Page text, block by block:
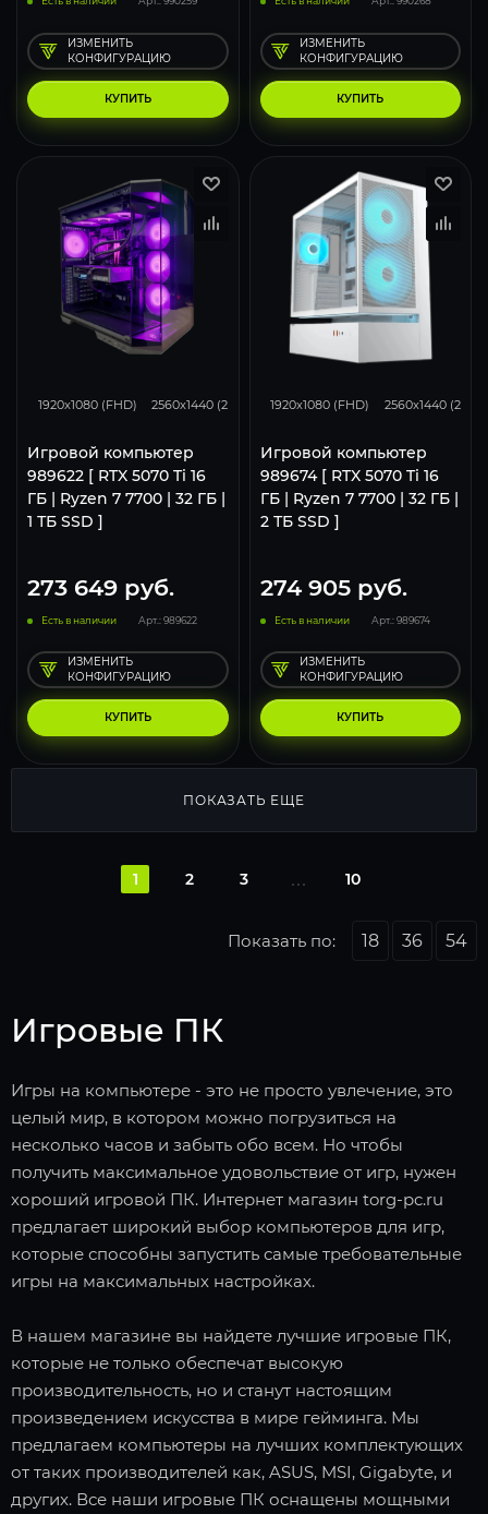
КУПИТЬ
ИЗМЕНИТЬ
КОНФИГУРАЦИЮ
КУПИТЬ
ИЗМЕНИТЬ
КОНФИГУРАЦИЮ
1920x1080 (FHD) 2560x1440 (2K) 3840x2160 (4K)
Игровой компьютер
989622 [ RTX 5070 Ti 16
ГБ | Ryzen 7 7700 | 32 ГБ |
1 ТБ SSD ]
273 649 руб.
Есть в наличии Арт.: 989622
КУПИТЬ
ИЗМЕНИТЬ
КОНФИГУРАЦИЮ
1920x1080 (FHD) 2560x1440 (2K)
Игровой компьютер
989674 [ RTX 5070 Ti 16
ГБ | Ryzen 7 7700 | 32 ГБ |
2 ТБ SSD ]
274 905руб.
Есть в наличии Арт.: 989674
КУПИТЬ
ИЗМЕНИТЬ
КОНФИГУРАЦИЮ
ПОКАЗАТЬ ЕЩЕ
1 2 3 10
Показать по: 18 36 54
Игровые ПК
Игры на компьютере - это не просто увлечение, это
целый мир, в котором можно погрузиться на
несколько часов и забыть обо всем. Но чтобы
получить максимальное удовольствие от игр, нужен
хороший игровой ПК. Интернет магазин torg-pc.ru
предлагает широкий выбор компьютеров для игр,
которые способны запустить самые требовательные
игры на максимальных настройках.
В нашем магазине вы найдете лучшие игровые ПК,
которые не только обеспечат высокую
производительность, но и станут настоящим
произведением искусства в мире гейминга. Мы
предлагаем компьютеры на лучших комплектующих
от таких производителей как, ASUS, MSI, Gigabyte, и
других. Все наши игровые ПК оснащены мощными